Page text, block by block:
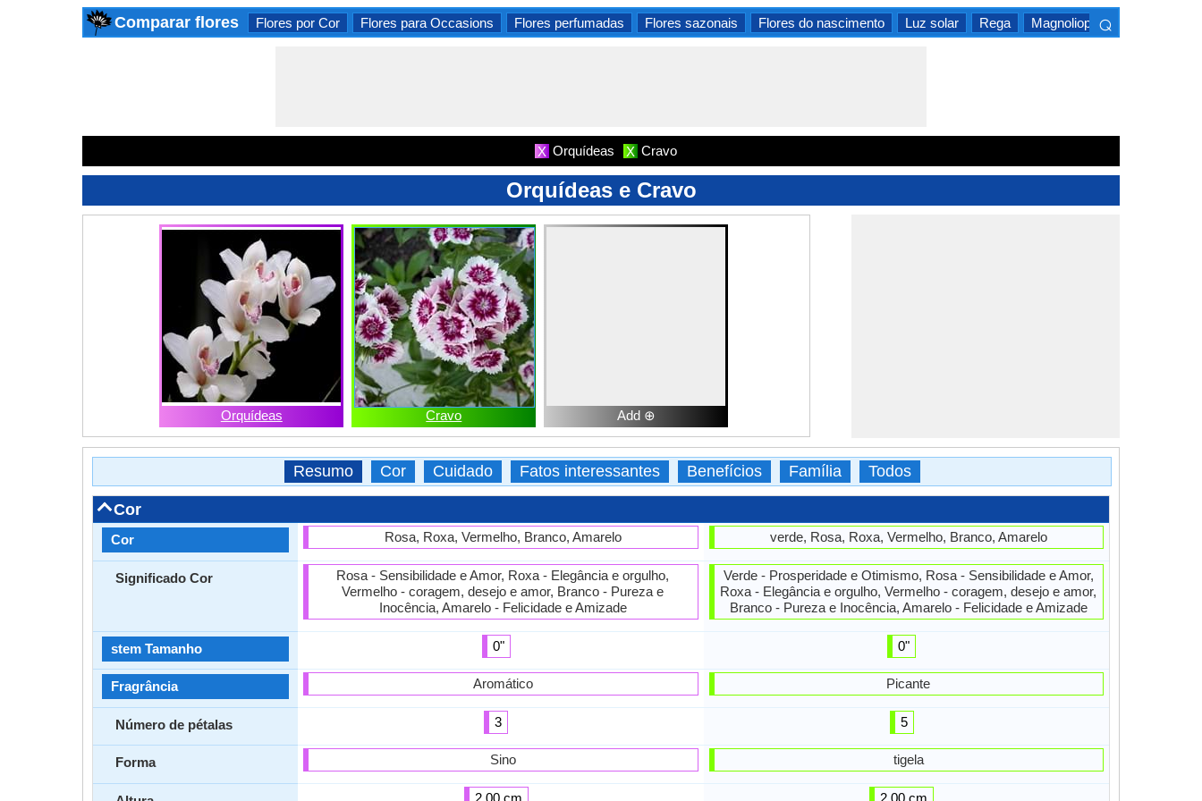
Comparar flores Flores por Cor Flores para Occasions Flores perfumadas Flores sazonais Flores do nascimento Luz solar Rega Magnoliopsida
⌕
X Orquídeas X Cravo
Orquídeas e Cravo
Orquídeas Cravo Add ⊕
Resumo Cor Cuidado Fatos interessantes Benefícios Família Todos
Cor
Cor
Significado Cor
stem Tamanho
Fragrância
Número de pétalas
Forma
Rosa, Roxa, Vermelho, Branco, Amarelo
Rosa - Sensibilidade e Amor, Roxa - Elegância e orgulho,
Vermelho - coragem, desejo e amor, Branco - Pureza e
Inocência, Amarelo - Felicidade e Amizade
0"
Aromático
3
Sino
2,00 cm
verde, Rosa, Roxa, Vermelho, Branco, Amarelo
Verde - Prosperidade e Otimismo, Rosa - Sensibilidade e Amor,
Roxa - Elegância e orgulho, Vermelho - coragem, desejo e amor,
Branco - Pureza e Inocência, Amarelo - Felicidade e Amizade
0"
Picante
5
tigela
2,00 cm